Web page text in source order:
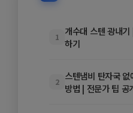
1
개수대 스텐 광내
하기
2
스텐냄비 탄자국
방법 | 전문가 팁 공